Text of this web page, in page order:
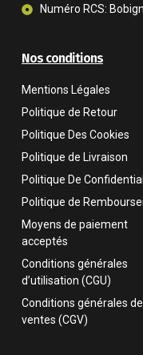
Numéro RCS:
Nos conditions
Mentions Légales
Politique de Retour
Politique Des Cookies
Politique de Livraison
Politique De
Politique de
Moyens de paiement
acceptés
Conditions générales
d’utilisation (CGU)
Conditions générales de
ventes (CGV)